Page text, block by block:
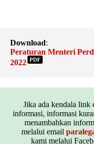
Download:
Peraturan Menteri
2022 PDF
Jika ada kendala link
informasi, informasi
menambahkan
melalui email
kami melalui